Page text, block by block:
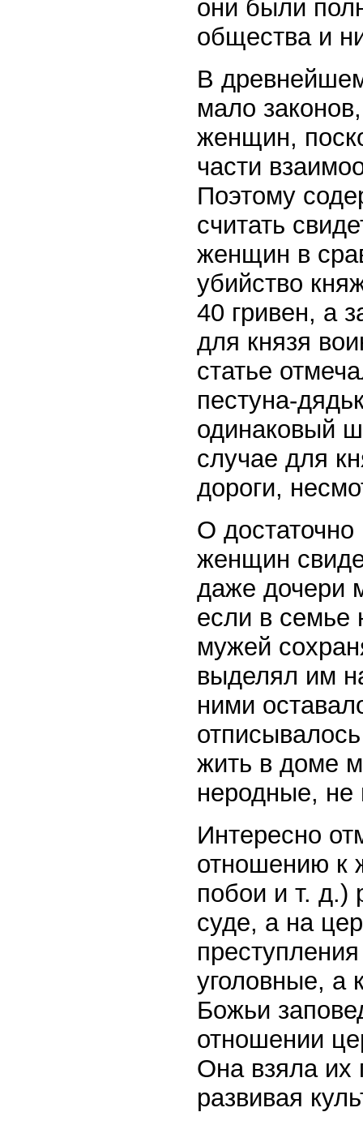
они были
общества и
В
мало
женщин,
части
Поэтому
считать
женщин в
убийство
40 гривен, а
для князя
статье
пестуна-
одинаковый
случае для
дороги,
О
женщин
даже дочери
если в
мужей
выделял им
ними
жить в доме
неродные, не
Интересно
отношению к
побои и т. д.)
суде, а на
уголовные, а
Божьи
отношении
Она взяла их
развивая